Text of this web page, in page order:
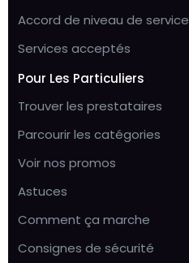
Accord de niveau de service
Services acceptés
Pour Les Particuliers
Trouver les prestataires
Parcourir les catégories
Voir nos promos
Astuces
Comment ça marche
Consignes de sécurité